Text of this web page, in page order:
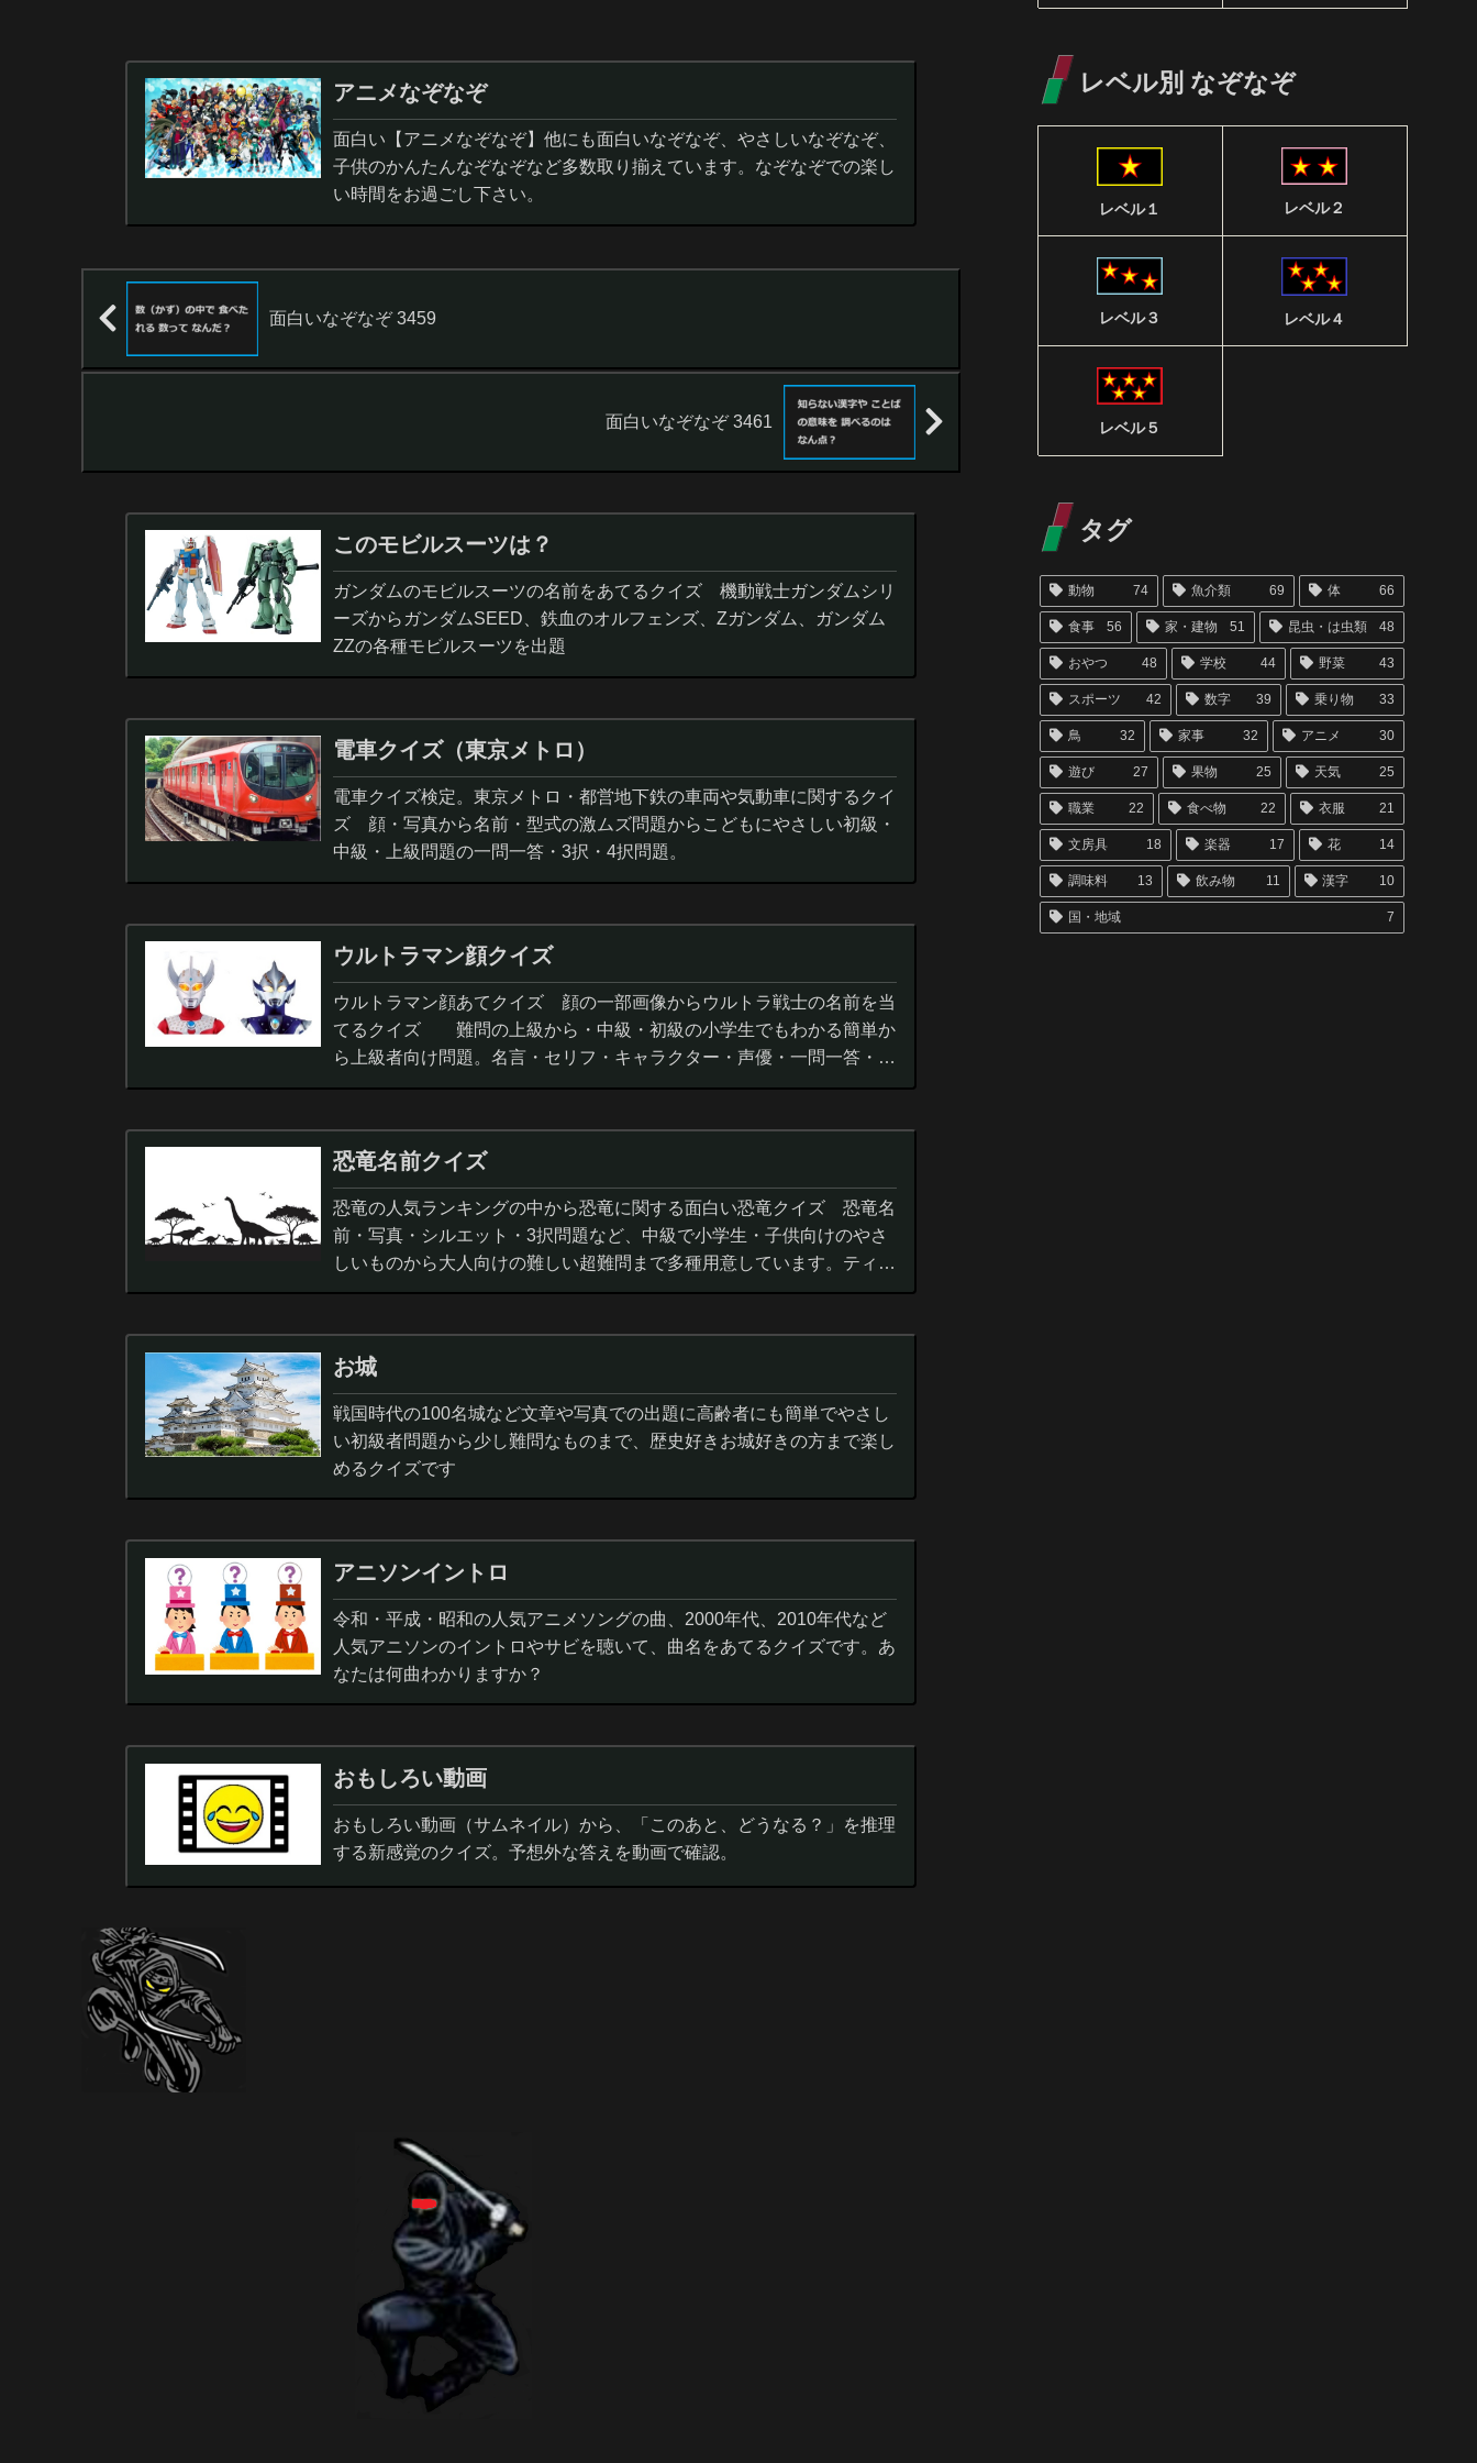
アニメなぞなぞ
面白い【アニメなぞなぞ】他にも面白いなぞなぞ、やさしいなぞなぞ、
子供のかんたんなぞなぞなど多数取り揃えています。なぞなぞでの楽し
い時間をお過ごし下さい。
面白いなぞなぞ 3459
面白いなぞなぞ 3461
このモビルスーツは？
ガンダムのモビルスーツの名前をあてるクイズ 機動戦士ガンダムシリ
ーズからガンダムSEED、鉄血のオルフェンズ、Zガンダム、ガンダム
ZZの各種モビルスーツを出題
電車クイズ（東京メトロ）
電車クイズ検定。東京メトロ・都営地下鉄の車両や気動車に関するクイ
ズ 顔・写真から名前・型式の激ムズ問題からこどもにやさしい初級・
中級・上級問題の一問一答・3択・4択問題。
ウルトラマン顔クイズ
ウルトラマン顔あてクイズ 顔の一部画像からウルトラ戦士の名前を当
てるクイズ 難問の上級から・中級・初級の小学生でもわかる簡単か
ら上級者向け問題。名言・セリフ・キャラクター・声優・一問一答・3
択問題まで。
恐竜名前クイズ
恐竜の人気ランキングの中から恐竜に関する面白い恐竜クイズ 恐竜名
前・写真・シルエット・3択問題など、中級で小学生・子供向けのやさ
しいものから大人向けの難しい超難問まで多種用意しています。ティラ
ノサウルス,スピノサウルス,アロサウルス,モササ...
お城
戦国時代の100名城など文章や写真での出題に高齢者にも簡単でやさし
い初級者問題から少し難問なものまで、歴史好きお城好きの方まで楽し
めるクイズです
アニソンイントロ
令和・平成・昭和の人気アニメソングの曲、2000年代、2010年代など
人気アニソンのイントロやサビを聴いて、曲名をあてるクイズです。あ
なたは何曲わかりますか？
おもしろい動画
おもしろい動画（サムネイル）から、「このあと、どうなる？」を推理
する新感覚のクイズ。予想外な答えを動画で確認。
レベル別 なぞなぞ
レベル１ レベル２
レベル３ レベル４
レベル５
タグ
動物 74 魚介類 69 体 66
食事 56 家・建物 51 昆虫・は虫類 48
おやつ 48 学校 44 野菜 43
スポーツ 42 数字 39 乗り物 33
鳥 32 家事 32 アニメ 30
遊び 27 果物 25 天気 25
職業 22 食べ物 22 衣服 21
文房具 18 楽器 17 花 14
調味料 13 飲み物 11 漢字 10
国・地域 7